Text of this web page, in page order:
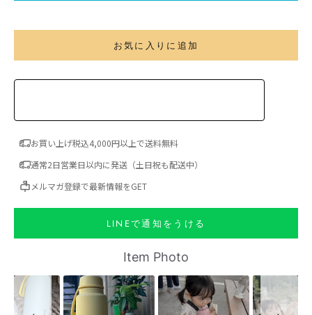
お気に入りに追加
お買い上げ税込4,000円以上で送料無料
通常2日営業日以内に発送（土日祝も配送中）
メルマガ登録で最新情報をGET
LINEで通知をうける
Item Photo